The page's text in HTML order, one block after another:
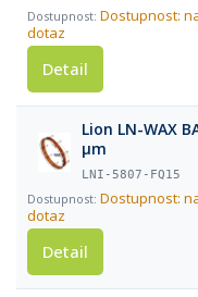
Dostupnost:
dotaz
Detail
Lion LN-WAX
µm
LNI-5807-FQ15
Dostupnost:
dotaz
Detail